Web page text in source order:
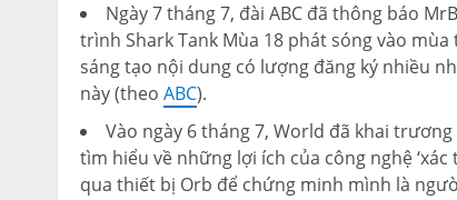
Ngày 7 tháng 7, đài ABC đã thông báo
trình Shark Tank Mùa 18 phát sóng vào
sáng tạo nội dung có lượng đăng ký nhiều
này (theo ABC).
Vào ngày 6 tháng 7, World đã khai
tìm hiểu về những lợi ích của công nghệ
qua thiết bị Orb để chứng minh mình là